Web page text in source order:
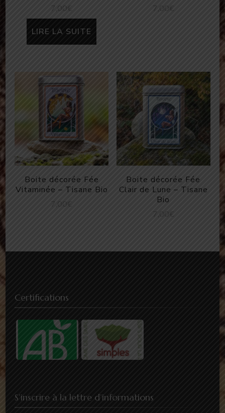
7,00€
LIRE LA SUITE
7,00€
Boite décorée Fée
Vitaminée – Tisane Bio
7,00€
Boite décorée Fée
Clair de Lune – Tisane
Bio
7,00€
Certifications
S’inscrire à la lettre d’informations